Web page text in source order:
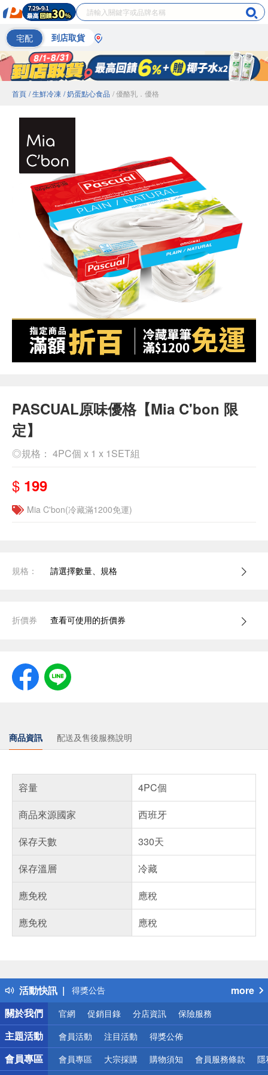
宅配 到店取貨
首頁 / 生鮮冷凍 / 奶蛋點心食品 / 優酪乳．優格
PASCUAL原味優格【Mia C'bon 限
定】
◎規格： 4PC個 x 1 x 1SET組
$ 199
Mia C'bon(冷藏滿1200免運)
規格： 請選擇數量、規格
折價券 查看可使用的折價券
商品資訊 配送及售後服務說明
容量
4PC個
商品來源國家
西班牙
保存天數
330天
保存溫層
冷藏
應免稅
應稅
應免稅
應稅
活動快訊
得獎公告
熱門話題
銀行優惠
偏遠地區配送
詐騙網頁！請小心！
more
關於我們
官網 促銷目錄 分店資訊 保險服務
主題活動 會員活動 注目活動 得獎公佈
會員專區 會員專區 大宗採購 購物須知 會員服務條款 隱